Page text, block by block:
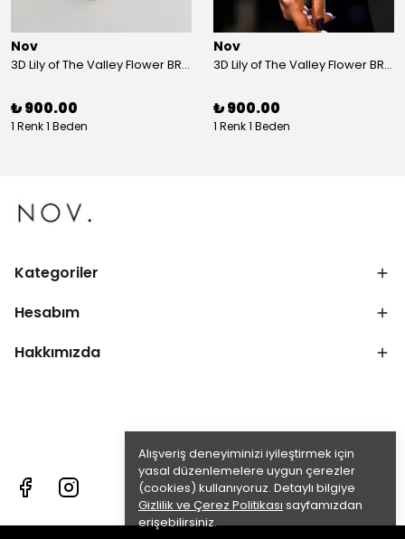
Alışveriş deneyiminizi iyileştirmek için
yasal düzenlemelere uygun çerezler
(cookies) kullanıyoruz. Detaylı bilgiye
Gizlilik ve Çerez Politikası sayfamızdan
erişebilirsiniz.
Nov
3D Lily of The Valley Flower BRACELET G
₺ 900.00
1 Renk 1 Beden
Nov
3D Lily of The Valley Flower BRACELET S
₺ 900.00
1 Renk 1 Beden
Kategoriler
Hesabım
Hakkımızda